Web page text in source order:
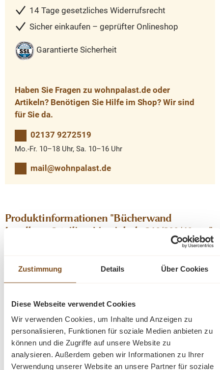
Zustimmung Details Über Cookies
Diese Webseite verwendet Cookies
Wir verwenden Cookies, um Inhalte und Anzeigen zu
personalisieren, Funktionen für soziale Medien anbieten zu
können und die Zugriffe auf unsere Website zu
analysieren. Außerdem geben wir Informationen zu Ihrer
Verwendung unserer Website an unsere Partner für soziale
14 Tage gesetzliches Widerrufsrecht
Sicher einkaufen – geprüfter Onlineshop
Garantierte Sicherheit
Haben Sie Fragen zu wohnpalast.de oder
Artikeln? Benötigen Sie Hilfe im Shop? Wir sind
für Sie da.
02137 9272519
Mo.-Fr. 10–18 Uhr, Sa. 10–16 Uhr
mail@wohnpalast.de
Produktinformationen "Bücherwand
Landhaus 2-teilig - Massivholz 240/200/40 cm"
Eine Bücherwand aus Massivhholz. Farbe antikbraun.
Mit verstellbaren Regalböden bietet das Regal jede
Menge Platz für Ihre Bücher. Die Regalwand ist
Stauräume und überzeugt mit seinen großzügigen
Regalböden innenseitig angebracht für zusätzlichen
Stauraum. Dieses Möbelstück wird nicht nur Ihr
Eigenheim im neuem Glanz erstrahlen lassen, sondern
durch seine Langlebigkeit auf Dauer erfreuen.